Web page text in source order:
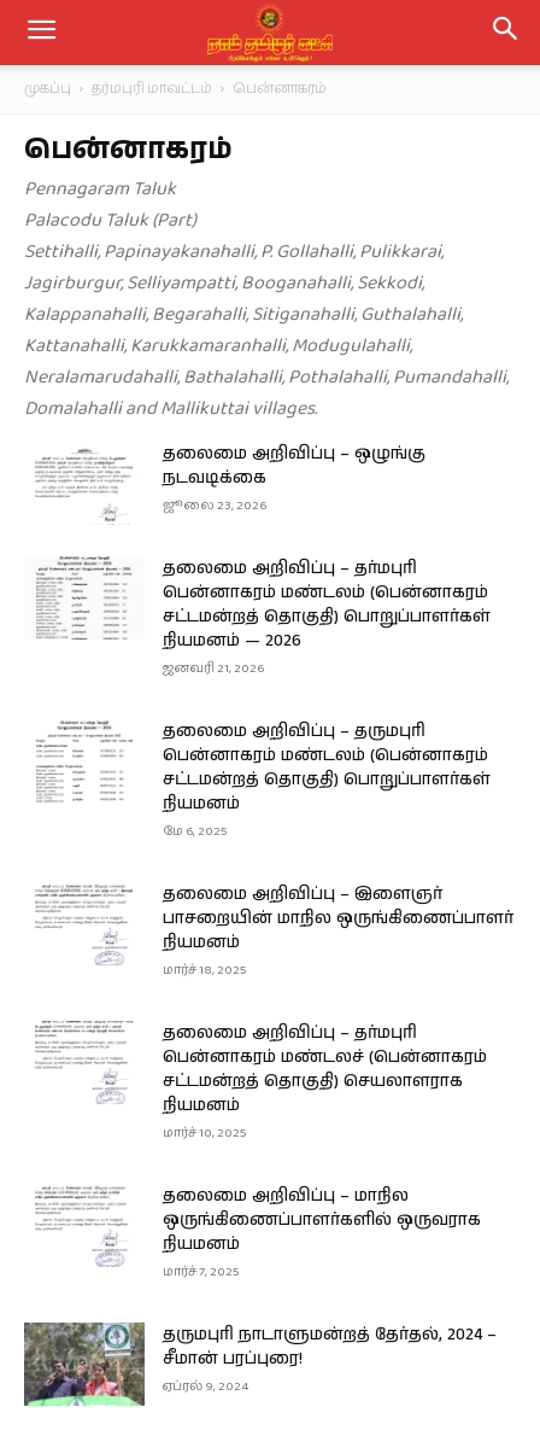
முகப்பு தர்மபுரி மாவட்டம் பென்னாகரம்
பென்னாகரம்
Pennagaram Taluk
Palacodu Taluk (Part)
Settihalli, Papinayakanahalli, P. Gollahalli, Pulikkarai,
Jagirburgur, Selliyampatti, Booganahalli, Sekkodi,
Kalappanahalli, Begarahalli, Sitiganahalli, Guthalahalli,
Kattanahalli, Karukkamaranhalli, Modugulahalli,
Neralamarudahalli, Bathalahalli, Pothalahalli, Pumandahalli,
Domalahalli and Mallikuttai villages.
தலைமை அறிவிப்பு – ஒழுங்கு
நடவடிக்கை
ஜூலை 23, 2026
தலைமை அறிவிப்பு – தர்மபுரி
பென்னாகரம் மண்டலம் (பென்னாகரம்
சட்டமன்றத் தொகுதி) பொறுப்பாளர்கள்
நியமனம் — 2026
ஜனவரி 21, 2026
தலைமை அறிவிப்பு – தருமபுரி
பென்னாகரம் மண்டலம் (பென்னாகரம்
சட்டமன்றத் தொகுதி) பொறுப்பாளர்கள்
நியமனம்
மே 6, 2025
தலைமை அறிவிப்பு – இளைஞர்
பாசறையின் மாநில ஒருங்கிணைப்பாளர்
நியமனம்
மார்ச் 18, 2025
தலைமை அறிவிப்பு – தர்மபுரி
பென்னாகரம் மண்டலச் (பென்னாகரம்
சட்டமன்றத் தொகுதி) செயலாளராக
நியமனம்
மார்ச் 10, 2025
தலைமை அறிவிப்பு – மாநில
ஒருங்கிணைப்பாளர்களில் ஒருவராக
நியமனம்
மார்ச் 7, 2025
தருமபுரி நாடாளுமன்றத் தேர்தல், 2024 –
சீமான் பரப்புரை!
ஏப்ரல் 9, 2024